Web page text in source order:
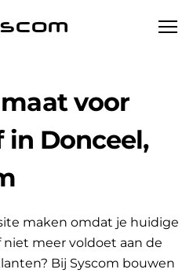
voor
Donceel,
maken omdat je huidige
meer voldoet aan de
Bij Syscom bouwen